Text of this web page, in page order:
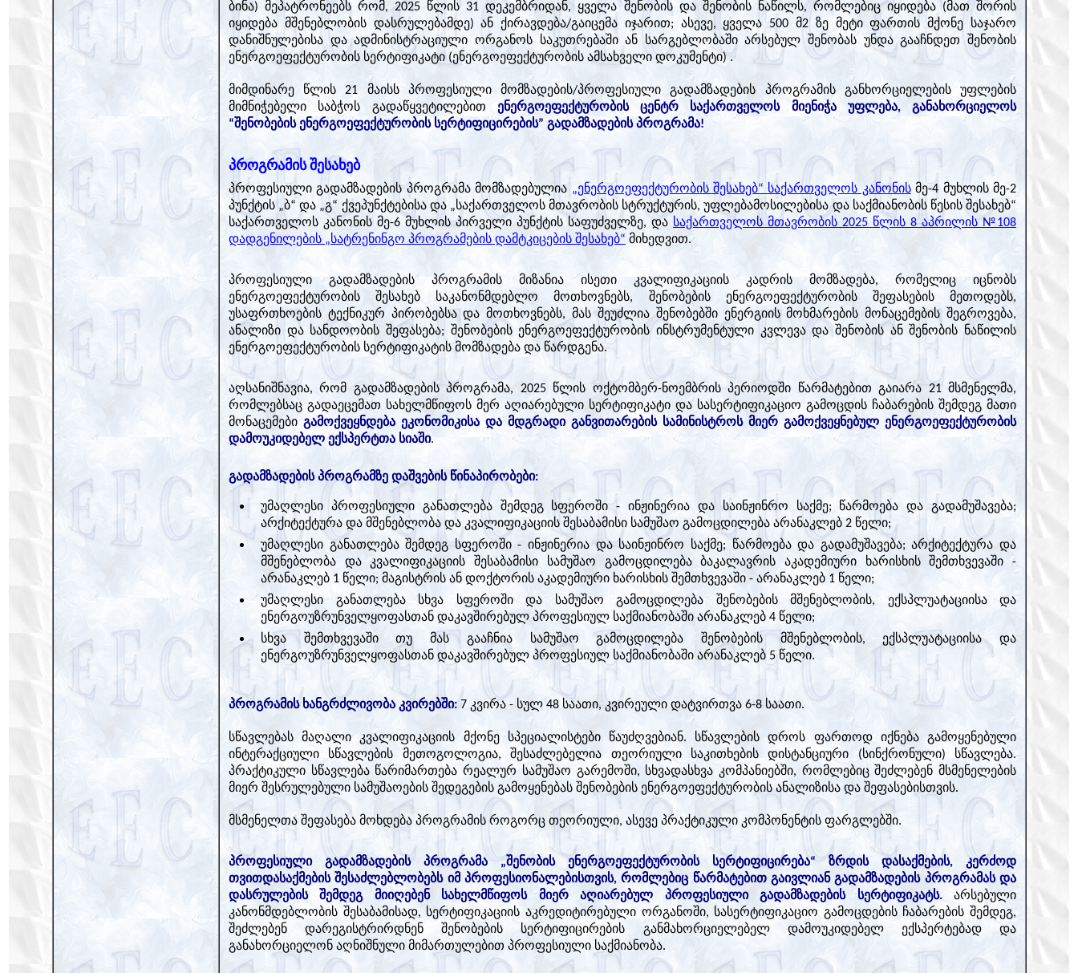
ბინა) მეპატრონეებს რომ, 2025 წლის 31 დეკემბრიდან, ყველა შენობის და შენობის ნაწილს, რომლებიც იყიდება (მათ შორის
იყიდება მშენებლობის დასრულებამდე) ან ქირავდება/გაიცემა იჯარით; ასევე, ყველა 500 მ2 ზე მეტი ფართის მქონე საჯარო
დანიშნულებისა და ადმინისტრაციული ორგანოს საკუთრებაში ან სარგებლობაში არსებულ შენობას უნდა გააჩნდეთ შენობის
ენერგოეფექტურობის სერტიფიკატი (ენერგოეფექტურობის ამსახველი დოკუმენტი) .
მიმდინარე წლის 21 მაისს პროფესიული მომზადების/პროფესიული გადამზადების პროგრამის განხორციელების უფლების
მიმნიჭებელი საბჭოს გადაწყვეტილებით ენერგოეფექტურობის ცენტრ საქართველოს მიენიჭა უფლება, განახორციელოს
“შენობების ენერგოეფექტურობის სერტიფიცირების” გადამზადების პროგრამა!
პროგრამის შესახებ
პროფესიული გადამზადების პროგრამა მომზადებულია „ენერგოეფექტურობის შესახებ“ საქართველოს კანონისმე-4 მუხლის მე-2
პუნქტის „ბ“ და „გ“ ქვეპუნქტებისა და „საქართველოს მთავრობის სტრუქტურის, უფლებამოსილებისა და საქმიანობის წესის შესახებ“
საქართველოს კანონის მე-6 მუხლის პირველი პუნქტის საფუძველზე, და საქართველოს მთავრობის 2025 წლის 8 აპრილის №108
დადგენილების „სატრენინგო პროგრამების დამტკიცების შესახებ“ მიხედვით.
პროფესიული გადამზადების პროგრამის მიზანია ისეთი კვალიფიკაციის კადრის მომზადება, რომელიც იცნობს
ენერგოეფექტურობის შესახებ საკანონმდებლო მოთხოვნებს, შენობების ენერგოეფექტურობის შეფასების მეთოდებს,
უსაფრთხოების ტექნიკურ პირობებსა და მოთხოვნებს, მას შეუძლია შენობებში ენერგიის მოხმარების მონაცემების შეგროვება,
ანალიზი და სანდოობის შეფასება; შენობების ენერგოეფექტურობის ინსტრუმენტული კვლევა და შენობის ან შენობის ნაწილის
ენერგოეფექტურობის სერტიფიკატის მომზადება და წარდგენა.
აღსანიშნავია, რომ გადამზადების პროგრამა, 2025 წლის ოქტომბერ-ნოემბრის პერიოდში წარმატებით გაიარა 21 მსმენელმა,
რომლებსაც გადაეცემათ სახელმწიფოს მერ აღიარებული სერტიფიკატი და სასერტიფიკაციო გამოცდის ჩაბარების შემდეგ მათი
მონაცემები გამოქვეყნდება ეკონომიკისა და მდგრადი განვითარების სამინისტროს მიერ გამოქვეყნებულ ენერგოეფექტურობის
დამოუკიდებელ ექსპერტთა სიაში.
გადამზადების პროგრამზე დაშვების წინაპირობები:
უმაღლესი პროფესიული განათლება შემდეგ სფეროში - ინჟინერია და საინჟინრო საქმე; წარმოება და გადამუშავება;
არქიტექტურა და მშენებლობა და კვალიფიკაციის შესაბამისი სამუშაო გამოცდილება არანაკლებ 2 წელი;
უმაღლესი განათლება შემდეგ სფეროში - ინჟინერია და საინჟინრო საქმე; წარმოება და გადამუშავება; არქიტექტურა და
მშენებლობა და კვალიფიკაციის შესაბამისი სამუშაო გამოცდილება ბაკალავრის აკადემიური ხარისხის შემთხვევაში -
არანაკლებ 1 წელი; მაგისტრის ან დოქტორის აკადემიური ხარისხის შემთხვევაში - არანაკლებ 1 წელი;
უმაღლესი განათლება სხვა სფეროში და სამუშაო გამოცდილება შენობების მშენებლობის, ექსპლუატაციისა და
ენერგოუზრუნველყოფასთან დაკავშირებულ პროფესიულ საქმიანობაში არანაკლებ 4 წელი;
სხვა შემთხვევაში თუ მას გააჩნია სამუშაო გამოცდილება შენობების მშენებლობის, ექსპლუატაციისა და
ენერგოუზრუნველყოფასთან დაკავშირებულ პროფესიულ საქმიანობაში არანაკლებ 5 წელი.
პროგრამის ხანგრძლივობა კვირებში: 7 კვირა - სულ 48 საათი, კვირეული დატვირთვა 6-8 საათი.
სწავლებას მაღალი კვალიფიკაციის მქონე სპეციალისტები წაუძღვებიან. სწავლების დროს ფართოდ იქნება გამოყენებული
ინტერაქციული სწავლების მეთოგოლოგია, შესაძლებელია თეორიული საკითხების დისტანციური (სინქრონული) სწავლება.
პრაქტიკული სწავლება წარიმართება რეალურ სამუშაო გარემოში, სხვადასხვა კომპანიებში, რომლებიც შეძლებენ მსმენელების
მიერ შესრულებული სამუშაოების შედეგების გამოყენებას შენობების ენერგოეფექტურობის ანალიზისა და შეფასებისთვის.
მსმენელთა შეფასება მოხდება პროგრამის როგორც თეორიული, ასევე პრაქტიკული კომპონენტის ფარგლებში.
პროფესიული გადამზადების პროგრამა „შენობის ენერგოეფექტურობის სერტიფიცირება“ ზრდის დასაქმების, კერძოდ
თვითდასაქმების შესაძლებლობებს იმ პროფესიონალებისთვის, რომლებიც წარმატებით გაივლიან გადამზადების პროგრამას და
დასრულების შემდეგ მიიღებენ სახელმწიფოს მიერ აღიარებულ პროფესიული გადამზადების სერტიფიკატს.არსებული
კანონმდებლობის შესაბამისად, სერტიფიკაციის აკრედიტირებული ორგანოში, სასერტიფიკაციო გამოცდების ჩაბარების შემდეგ,
შეძლებენ დარეგისტრირდნენ შენობების სერტიფიცირების განმახორციელებელ დამოუკიდებელ ექსპერტებად და
განახორციელონ აღნიშნული მიმართულებით პროფესიული საქმიანობა.